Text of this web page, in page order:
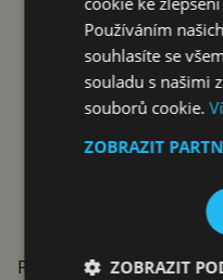
Ainol
Přístroj se zadní
Používáním
souhlasíte se
souladu s našimi
souborů cookie.
ZOBRAZIT
ZOBRAZIT